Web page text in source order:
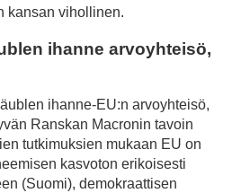
kansan vihollinen.
ihanne arvoyhteisö,
ihanne-EU:n arvoyhteisö,
Ranskan Macronin tavoin
tutkimuksien mukaan EU on
kasvoton erikoisesti
(Suomi), demokraattisen